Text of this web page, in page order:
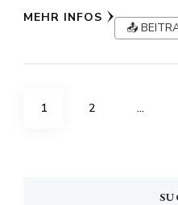
MEHR INFOS
📤
PAGE
1 PAGE
2 …